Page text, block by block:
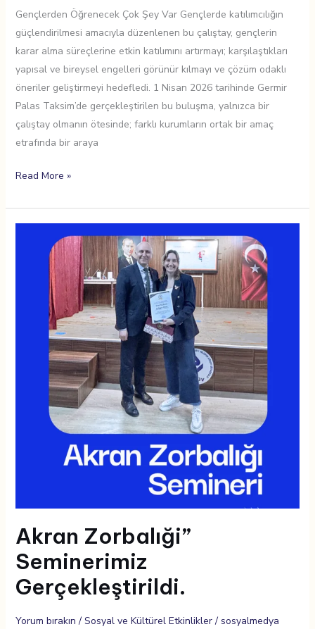
Gençlerden Öğrenecek Çok Şey Var Gençlerde katılımcılığın
güçlendirilmesi amacıyla düzenlenen bu çalıştay, gençlerin
karar alma süreçlerine etkin katılımını artırmayı; karşılaştıkları
yapısal ve bireysel engelleri görünür kılmayı ve çözüm odaklı
öneriler geliştirmeyi hedefledi. 1 Nisan 2026 tarihinde Germir
Palas Taksim’de gerçekleştirilen bu buluşma, yalnızca bir
çalıştay olmanın ötesinde; farklı kurumların ortak bir amaç
etrafında bir araya
Read More »
Akran Zorbalıği”
Seminerimiz
Gerçekleştirildi.
Yorum bırakın / Sosyal ve Kültürel Etkinlikler/ sosyalmedya
Zorbalıği”
Seminerimiz
Gerçekleştirildi.